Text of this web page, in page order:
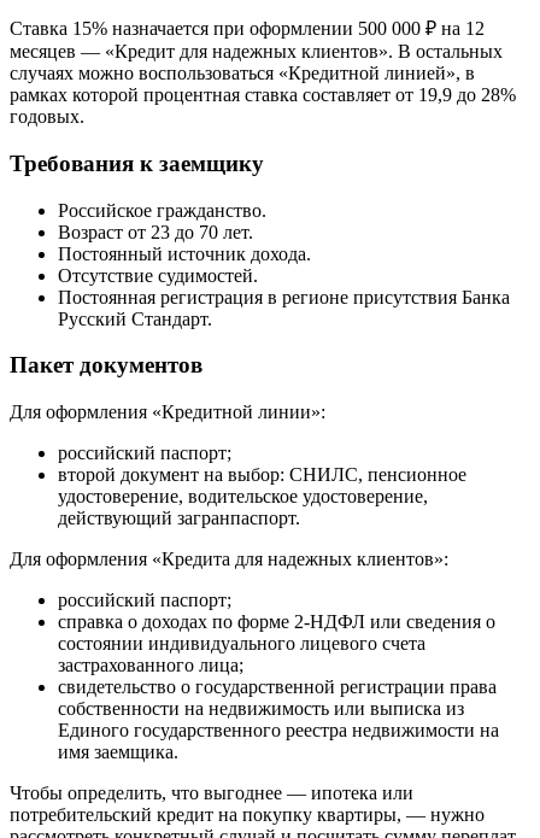
Ставка 15% назначается при оформлении 500 000 ₽ на 12
месяцев — «Кредит для надежных клиентов». В остальных
случаях можно воспользоваться «Кредитной линией», в
рамках которой процентная ставка составляет от 19,9 до 28%
годовых.
Требования к заемщику
Российское гражданство.
Возраст от 23 до 70 лет.
Постоянный источник дохода.
Отсутствие судимостей.
Постоянная регистрация в регионе присутствия Банка
Русский Стандарт.
Пакет документов
Для оформления «Кредитной линии»:
российский паспорт;
второй документ на выбор: СНИЛС, пенсионное
удостоверение, водительское удостоверение,
действующий загранпаспорт.
Для оформления «Кредита для надежных клиентов»:
российский паспорт;
справка о доходах по форме 2-НДФЛ или сведения о
состоянии индивидуального лицевого счета
застрахованного лица;
свидетельство о государственной регистрации права
собственности на недвижимость или выписка из
Единого государственного реестра недвижимости на
имя заемщика.
Чтобы определить, что выгоднее — ипотека или
потребительский кредит на покупку квартиры, — нужно